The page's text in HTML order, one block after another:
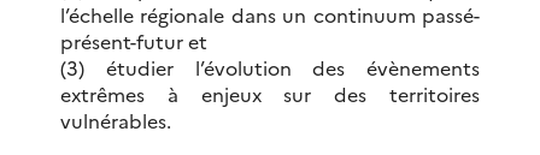
l’échelle régionale dans un continuum passé-
présent-futur et
(3) étudier l’évolution des évènements
extrêmes à enjeux sur des territoires
vulnérables.